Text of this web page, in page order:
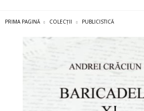
PRIMA PAGINĂ COLECȚII PUBLICISTICĂ